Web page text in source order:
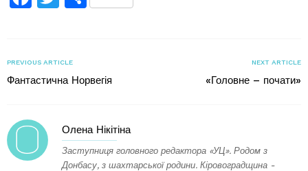
PREVIOUS ARTICLE
Фантастична Норвегія
NEXT ARTICLE
«Головне – почати»
Олена Нікітіна
Заступниця головного редактора «УЦ». Родом з
Донбасу, з шахтарської родини. Кіровоградщина -